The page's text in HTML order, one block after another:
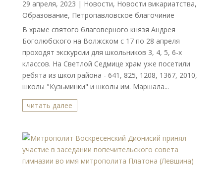
29 апреля, 2023 | Новости, Новости викариатства,
Образование, Петропавловское благочиние
В храме святого благоверного князя Андрея
Боголюбского на Волжском с 17 по 28 апреля
проходят экскурсии для школьников 3, 4, 5, 6-х
классов. На Светлой Седмице храм уже посетили
ребята из школ района - 641, 825, 1208, 1367, 2010,
школы "Кузьминки" и школы им. Маршала...
читать далее